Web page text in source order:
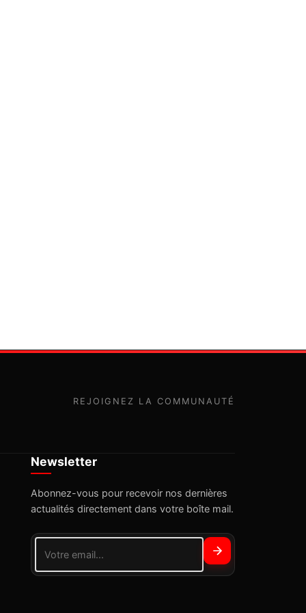
REJOIGNEZ LA COMMUNAUTÉ
Newsletter
Abonnez-vous pour recevoir nos dernières
actualités directement dans votre boîte mail.